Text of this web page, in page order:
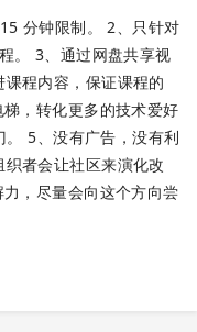
分钟限制。 2、只针对
。 3、通过网盘共享视
程内容，保证课程的
，转化更多的技术爱好
5、没有广告，没有利
者会让社区来演化改
，尽量会向这个方向尝